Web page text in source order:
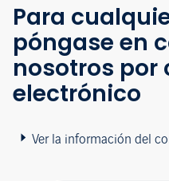
Para
póngase en
nosotros por
electrónico
Ver la información del